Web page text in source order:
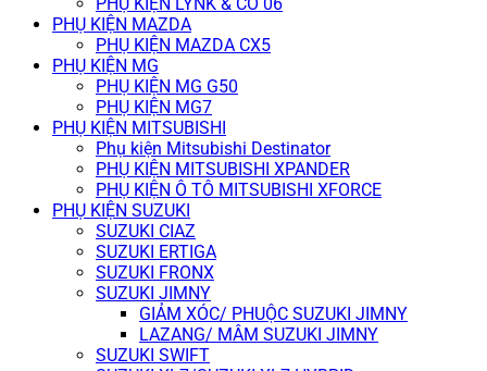
PHỤ KIỆN MAZDA
PHỤ KIỆN MAZDA CX5
PHỤ KIỆN MG
PHỤ KIỆN MG G50
PHỤ KIỆN MG7
PHỤ KIỆN MITSUBISHI
Phụ kiện Mitsubishi Destinator
PHỤ KIỆN MITSUBISHI XPANDER
PHỤ KIỆN Ô TÔ MITSUBISHI XFORCE
PHỤ KIỆN SUZUKI
SUZUKI CIAZ
SUZUKI ERTIGA
SUZUKI FRONX
SUZUKI JIMNY
GIẢM XÓC/ PHUỘC SUZUKI JIMNY
LAZANG/ MÂM SUZUKI JIMNY
SUZUKI SWIFT